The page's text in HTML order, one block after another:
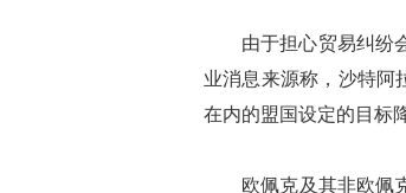
由于担心贸易纠纷会
业消息来源称，沙特阿
在内的盟国设定的目标
欧佩克及其非欧佩克